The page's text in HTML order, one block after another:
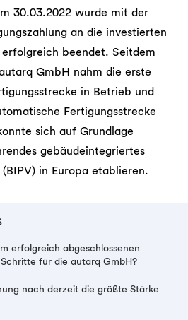
30.03.2022 wurde mit der
an die investierten
beendet. Seitdem
GmbH nahm die erste
in Betrieb und
Fertigungsstrecke
sich auf Grundlage
gebäudeintegriertes
in Europa etablieren.
erfolgreich abgeschlossenen
für die autarq GmbH?
nach derzeit die größte Stärke